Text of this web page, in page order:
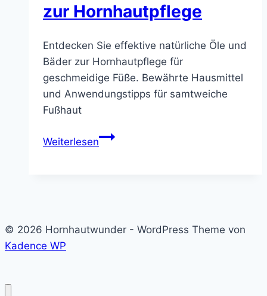
zur Hornhautpflege
Entdecken Sie effektive natürliche Öle und
Bäder zur Hornhautpflege für
geschmeidige Füße. Bewährte Hausmittel
und Anwendungstipps für samtweiche
Fußhaut
WeiterlesenNatürliche
© 2026 Hornhautwunder - WordPress Theme von
Kadence WP